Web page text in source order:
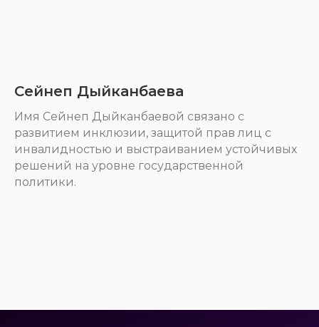
Сейнеп Дыйканбаева
Имя Сейнеп Дыйканбаевой связано с
развитием инклюзии, защитой прав лиц с
инвалидностью и выстраиванием устойчивых
решений на уровне государственной
политики.